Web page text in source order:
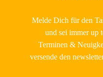
Melde Dich für den
und sei immer up
Terminen &
versende den